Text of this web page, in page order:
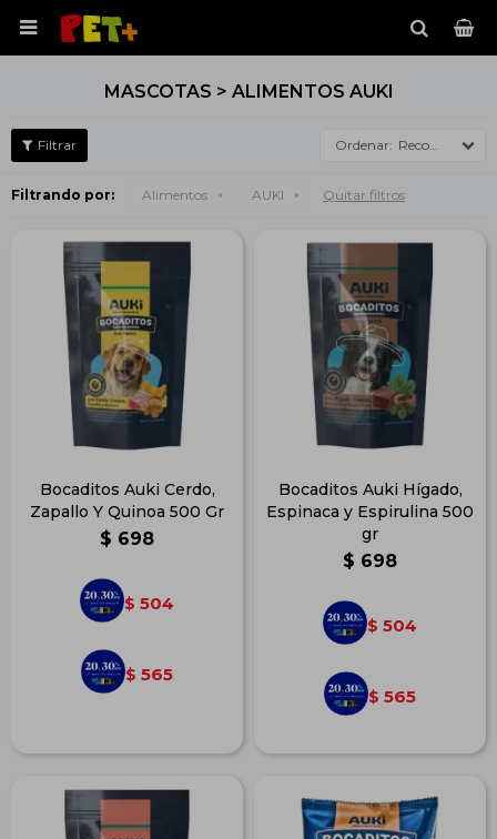

MASCOTAS > ALIMENTOS AUKI
Recomendados
Filtrando por: Alimentos AUKI Quitar filtros
Bocaditos Auki Cerdo,
Zapallo Y Quinoa 500 Gr
$ 698
$ 504
$ 565
Bocaditos Auki Hígado,
Espinaca y Espirulina 500
gr
$ 698
$ 504
$ 565